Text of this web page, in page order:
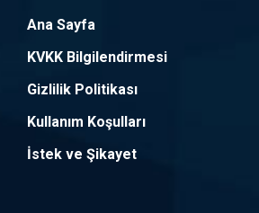
Ana Sayfa
KVKK Bilgilendirmesi
Gizlilik Politikası
Kullanım Koşulları
İstek ve Şikayet